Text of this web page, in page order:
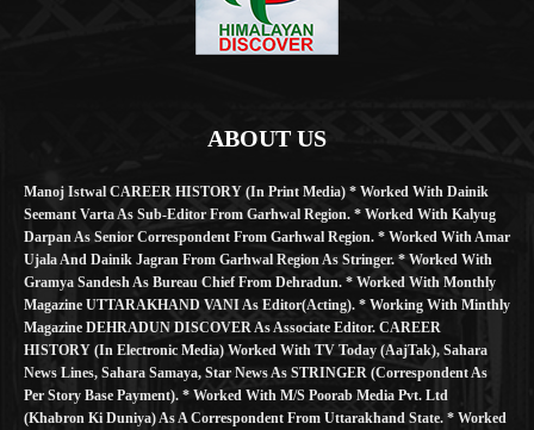
ABOUT US
Manoj Istwal CAREER HISTORY (in Print Media) * Worked With Dainik
Seemant Varta As Sub-Editor From Garhwal Region. * Worked With Kalyug
Darpan As Senior Correspondent From Garhwal Region. * Worked With Amar
Ujala And Dainik Jagran From Garhwal Region As Stringer. * Worked With
Gramya Sandesh As Bureau Chief From Dehradun. * Worked With Monthly
Magazine UTTARAKHAND VANI As Editor(Acting). * Working With Minthly
Magazine DEHRADUN DISCOVER As Associate Editor. CAREER
HISTORY (in Electronic Media) Worked With TV Today (AajTak), Sahara
News Lines, Sahara Samaya, Star News As STRINGER (Correspondent As
Per Story Base Payment). * Worked With M/S Poorab Media Pvt. Ltd
(Khabron Ki Duniya) As A Correspondent From Uttarakhand State. * Worked